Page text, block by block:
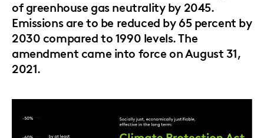
of greenhouse gas neutrality by 2045.
Emissions are to be reduced by 65 percent by
2030 compared to 1990 levels. The
amendment came into force on August 31,
2021.